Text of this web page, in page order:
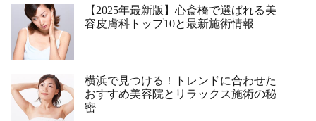
【2025年最新版】心斎橋で選ばれる美
容皮膚科トップ10と最新施術情報
横浜で見つける！トレンドに合わせた
おすすめ美容院とリラックス施術の秘
密